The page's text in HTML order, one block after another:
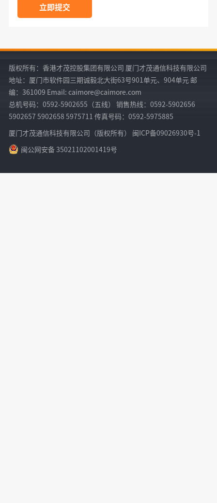
立即提交
版权所有：香港才茂控股集团有限公司 厦门才茂通信科技有限公司
地址：厦门市软件园三期诚毅北大街63号901单元、904单元 邮
编：361009 Email: caimore@caimore.com
总机号码：0592-5902655（五线） 销售热线：0592-5902656
5902657 5902658 5975711 传真号码：0592-5975885
厦门才茂通信科技有限公司（版权所有） 闽ICP备09026930号-1
闽公网安备 35021102001419号